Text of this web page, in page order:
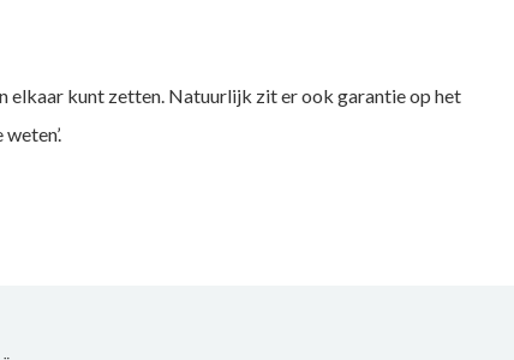
elkaar kunt zetten. Natuurlijk zit er ook garantie op het